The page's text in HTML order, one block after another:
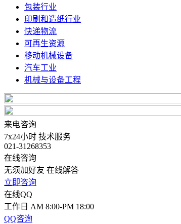
包装行业
印刷和造纸行业
快递物流
可再生资源
移动机械设备
汽车工业
机械与设备工程
来电咨询
7x24小时 技术服务
021-31268353
在线咨询
无须加好友 在线解答
立即咨询
在线QQ
工作日 AM 8:00-PM 18:00
QQ咨询